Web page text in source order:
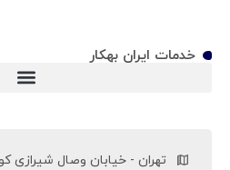
خدمات ایران بهکار
تهران - خیابان وصال شیرازی